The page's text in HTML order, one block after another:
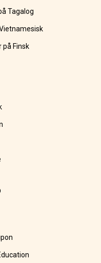
Tagalog
på Finsk